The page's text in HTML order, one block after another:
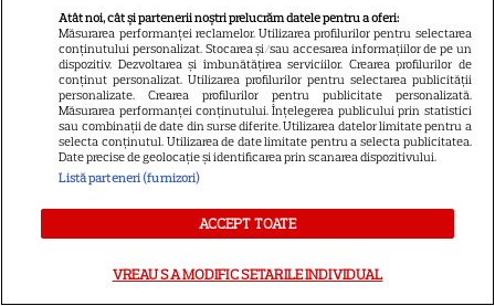
(fără dată specifică):Tot în luna iunie, HBO
CLOSE
Atât noi, cât și partenerii noștri prelucrăm datele pentru a oferi:
Măsurarea performanței reclamelor. Utilizarea profilurilor pentru selectarea
conținutului personalizat. Stocarea și/sau accesarea informațiilor de pe un
dispozitiv. Dezvoltarea și îmbunătățirea serviciilor. Crearea profilurilor de
conținut personalizat. Utilizarea profilurilor pentru selectarea publicității
personalizate. Crearea profilurilor pentru publicitate personalizată.
Măsurarea performanței conținutului. Înțelegerea publicului prin statistici
sau combinații de date din surse diferite. Utilizarea datelor limitate pentru a
selecta conținutul. Utilizarea de date limitate pentru a selecta publicitatea.
Date precise de geolocație și identificarea prin scanarea dispozitivului.
Listă parteneri (furnizori)
ACCEPT TOATE
VREAU SA MODIFIC SETARILE INDIVIDUAL